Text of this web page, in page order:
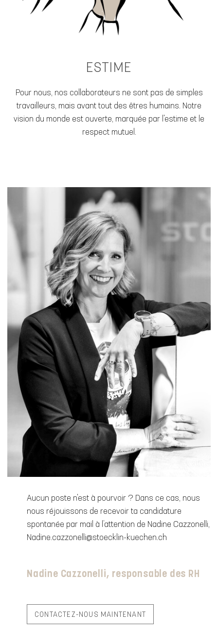
ESTIME
Pour nous, nos collaborateurs ne sont pas de simples
travailleurs, mais avant tout des êtres humains. Notre
vision du monde est ouverte, marquée par l'estime et le
respect mutuel.
Aucun poste n'est à pourvoir ? Dans ce cas, nous
nous réjouissons de recevoir ta candidature
spontanée par mail à l’attention de Nadine Cazzonelli,
Nadine.cazzonelli@stoecklin-kuechen.ch
Nadine Cazzonelli, responsable des RH
CONTACTEZ-NOUS MAINTENANT